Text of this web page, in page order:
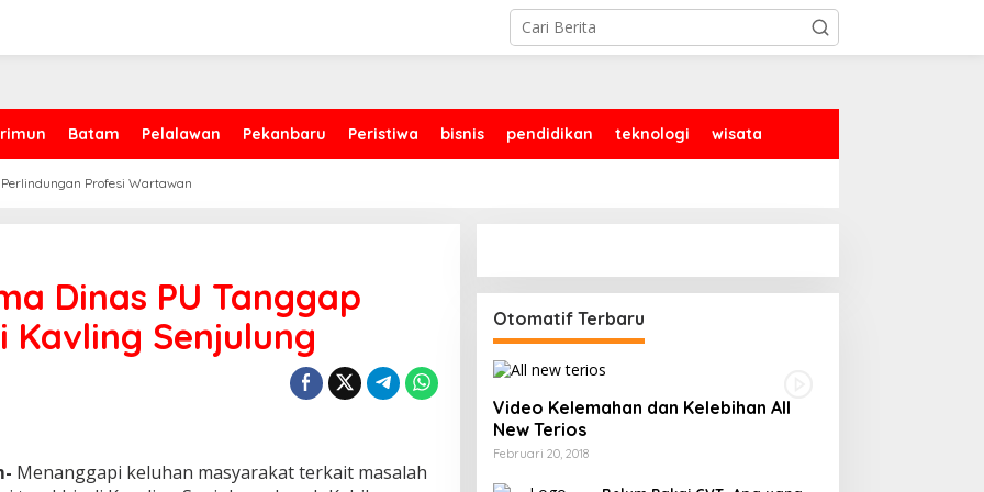
Batam Pelalawan Pekanbaru Peristiwa bisnis pendidikan teknologi wisata
Perlindungan Profesi Wartawan
Dinas PU Tanggap
Kavling Senjulung
Menanggapi keluhan masyarakat terkait masalah
Otomatif Terbaru
Video Kelemahan dan Kelebihan All
New Terios
Februari 20, 2018